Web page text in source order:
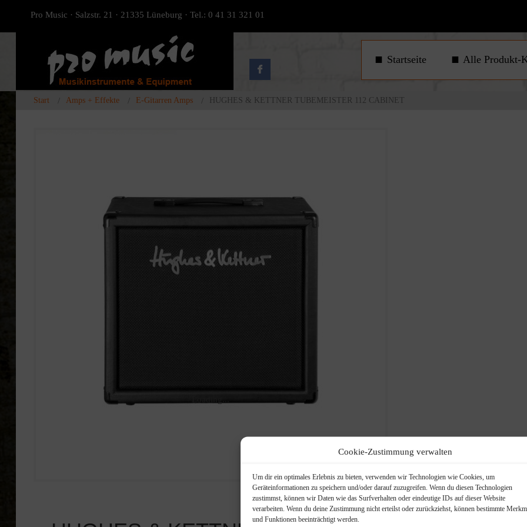
Cookie-Zustimmung verwalten
Um dir ein optimales Erlebnis zu bieten, verwenden wir Technologien wie Cookies, um
Geräteinformationen zu speichern und/oder darauf zuzugreifen. Wenn du diesen Technologien
zustimmst, können wir Daten wie das Surfverhalten oder eindeutige IDs auf dieser Website
verarbeiten. Wenn du deine Zustimmung nicht erteilst oder zurückziehst, können bestimmte
und Funktionen beeinträchtigt werden.
Pro Music · Salzstr. 21 · 21335 Lüneburg · Tel.: 0 41 31 321 01
Startseite Alle Produkt-
Start Amps + Effekte E-Gitarren Amps HUGHES & KETTNER TUBEMEISTER 112 CABINET